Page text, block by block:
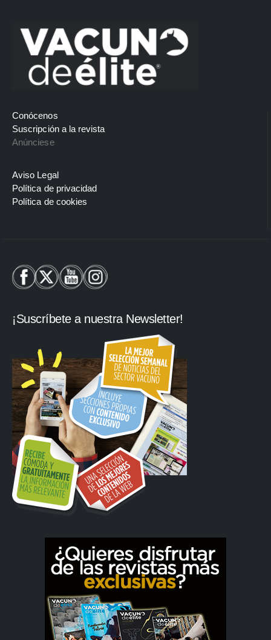
Conócenos
Suscripción a la revista
Anúnciese
Aviso Legal
Política de privacidad
Política de cookies
¡Suscríbete a nuestra Newsletter!